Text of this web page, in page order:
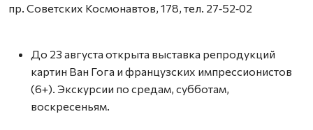
пр. Советских Космонавтов, 178, тел. 27‑52‑02
До 23 августа открыта выставка репродукций
картин Ван Гога и французских импрессионистов
(6+). Экскурсии по средам, субботам,
воскресеньям.